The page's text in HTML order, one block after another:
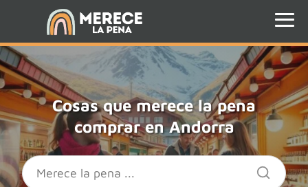
Cosas que merece la pena
comprar en Andorra